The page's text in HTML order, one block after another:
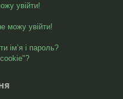
увійти!
можу увійти!
ім’я і пароль?